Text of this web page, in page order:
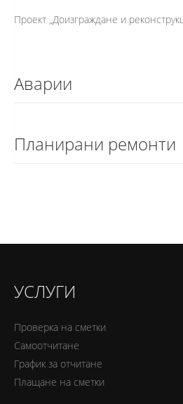
Проект „Доизграждане и
Аварии
Планирани ремонти
УСЛУГИ
Проверка на сметки
Самоотчитане
График за отчитане
Плащане на сметки